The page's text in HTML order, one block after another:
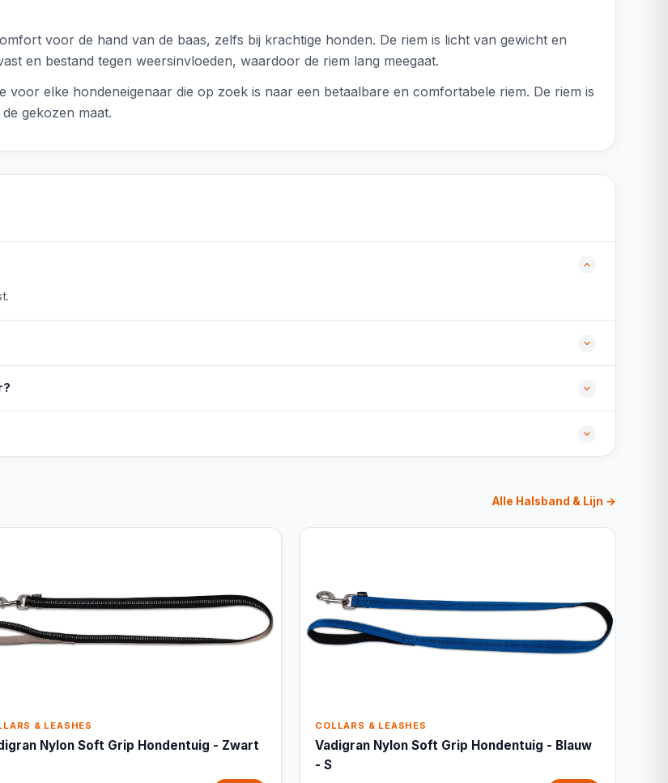
voor de hand van de baas, zelfs bij krachtige honden. De riem is licht van gewicht en
en bestand tegen weersinvloeden, waardoor de riem lang meegaat.
voor elke hondeneigenaar die op zoek is naar een betaalbare en comfortabele riem. De riem is
gekozen maat.
Alle Halsband & Lijn →
& LEASHES
Nylon Soft Grip Hondentuig - Zwart
COLLARS & LEASHES
Vadigran Nylon Soft Grip Hondentuig - Blauw
- S